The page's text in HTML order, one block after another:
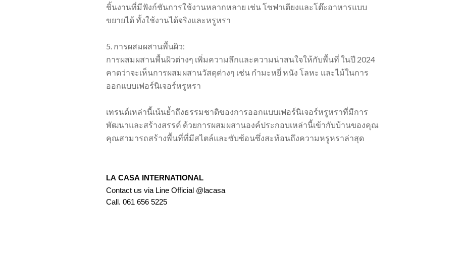
ชิ้นงานที่มีฟังก์ชันการใช้งานหลากหลาย เช่น โซฟาเตียงและโต๊ะอาหารแบบ
ขยายได้ ทั้งใช้งานได้จริงและหรูหรา
5. การผสมผสานพื้นผิว:
การผสมผสานพื้นผิวต่างๆ เพิ่มความลึกและความน่าสนใจให้กับพื้นที่ ในปี 2024
คาดว่าจะเห็นการผสมผสานวัสดุต่างๆ เช่น กำมะหยี่ หนัง โลหะ และไม้ในการ
ออกแบบเฟอร์นิเจอร์หรูหรา
เทรนด์เหล่านี้เน้นย้ำถึงธรรมชาติของการออกแบบเฟอร์นิเจอร์หรูหราที่มีการ
พัฒนาและสร้างสรรค์ ด้วยการผสมผสานองค์ประกอบเหล่านี้เข้ากับบ้านของคุณ
คุณสามารถสร้างพื้นที่ที่มีสไตล์และซับซ้อนซึ่งสะท้อนถึงความหรูหราล่าสุด
LA CASA INTERNATIONAL
Contact us via Line Official @lacasa
Call. 061 656 5225